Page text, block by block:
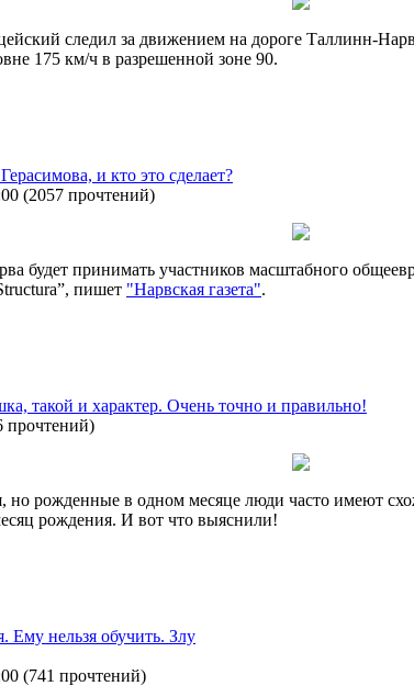
следил за движением на дороге Таллинн-
175 км/ч в разрешенной зоне 90.
и кто это сделает?
(2057 прочтений)
будет принимать участников масштабного
пишет "Нарвская газета".
такой и характер. Очень точно и правильно!
прочтений)
но рожденные в одном месяце люди часто имеют
рождения. И вот что выяснили!
Ему нельзя обучить. Злу
(741 прочтений)